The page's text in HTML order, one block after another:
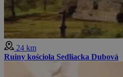
24 km
Ruiny kościoła Sedliacka Dubová